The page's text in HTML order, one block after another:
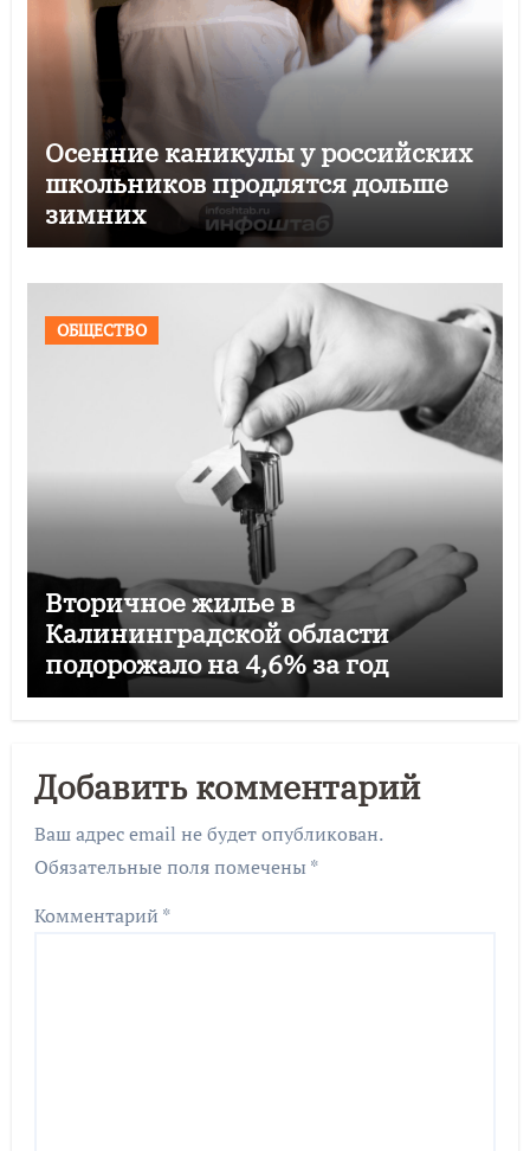
Осенние каникулы у российских
школьников продлятся дольше
зимних
ОБЩЕСТВО
Вторичное жилье в
Калининградской области
подорожало на 4,6% за год
Добавить комментарий
Ваш адрес email не будет опубликован.
Обязательные поля помечены *
Комментарий *